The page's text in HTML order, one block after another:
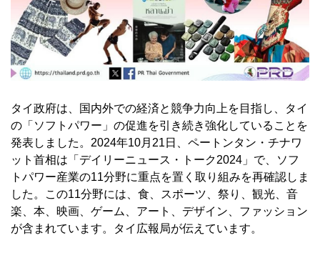
タイ政府は、国内外での経済と競争力向上を目指し、タイ
の「ソフトパワー」の促進を引き続き強化していることを
発表しました。2024年10月21日、ペートンタン・チナワ
ット首相は「デイリーニュース・トーク2024」で、ソフ
トパワー産業の11分野に重点を置く取り組みを再確認しま
した。この11分野には、食、スポーツ、祭り、観光、音
楽、本、映画、ゲーム、アート、デザイン、ファッション
が含まれています。タイ広報局が伝えています。